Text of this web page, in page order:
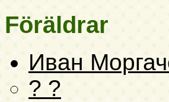
Föräldrar
Иван
? ?